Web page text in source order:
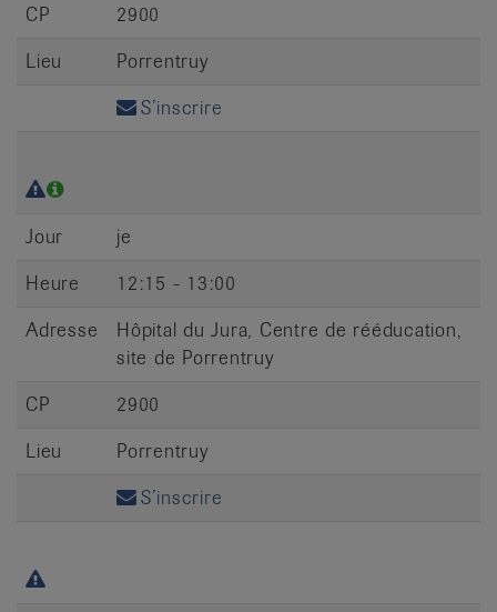
CP
2900
Lieu
Porrentruy
S’inscrire
Jour
je
Heure
12:15 - 13:00
Adresse
Hôpital du Jura, Centre de rééducation,
site de Porrentruy
CP
2900
Lieu
Porrentruy
S’inscrire